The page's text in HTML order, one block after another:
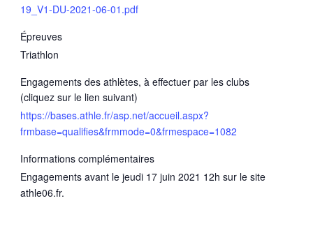
19_V1-DU-2021-06-01.pdf
Épreuves
Triathlon
Engagements des athlètes, à effectuer par les clubs
(cliquez sur le lien suivant)
https://bases.athle.fr/asp.net/accueil.aspx?
frmbase=qualifies&frmmode=0&frmespace=1082
Informations complémentaires
Engagements avant le jeudi 17 juin 2021 12h sur le site
athle06.fr.